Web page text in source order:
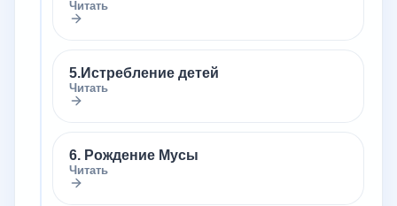
Читать
5.Истребление детей
Читать
6. Рождение Мусы
Читать